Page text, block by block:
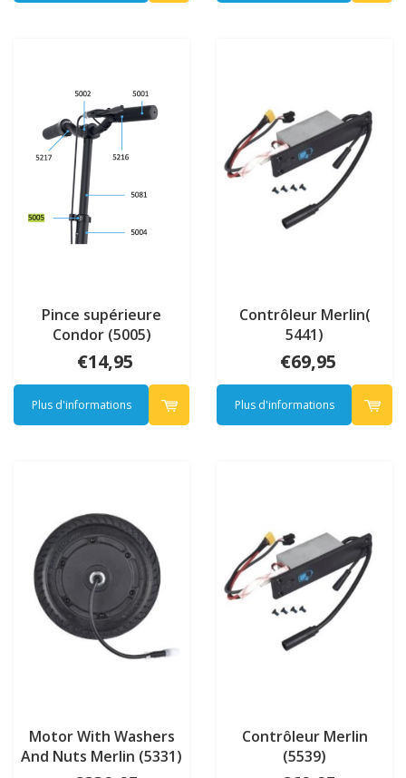
Pince supérieure
Condor (5005)
€14,95
Plus d'informations
Contrôleur Merlin(
5441)
€69,95
Plus d'informations
Motor With Washers
And Nuts Merlin (5331)
Contrôleur Merlin
(5539)